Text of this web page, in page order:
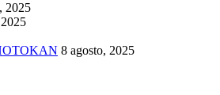
2025
8 agosto, 2025